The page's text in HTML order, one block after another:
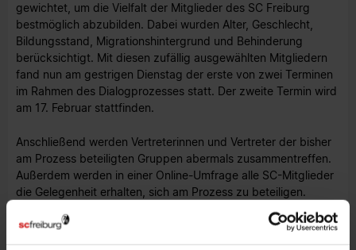
gewichtet, um die Vielfalt der Mitglieder des SC Freiburg
bestmöglich abzubilden. Dabei wurden Alter, Geschlecht,
Bildungsstand, Migrationshintergrund und Behinderung
berücksichtigt. Mit diesen zufällig ausgewählten Mitgliedern
fand nun am gestrigen Dienstag der erste von zwei Terminen
im Rahmen des Dialogprozesses statt. Der zweite Termin wird
am 17. Februar stattfinden.
Anschließend werden Vertreterinnen und Vertreter der bisher
am Prozess beteiligten Gruppen abermals zusammentreffen.
Außerdem werden in einer Online-Umfrage alle SC-Mitglieder
die Gelegenheit erhalten, sich am Prozess zu beteiligen.
Diskussionsveranstaltung des Sport-Club geben, in der die
Ergebnisse des gesamten Dialogprozesses vorgestellt und